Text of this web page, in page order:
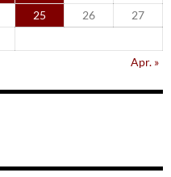
25 26
27
Apr. »